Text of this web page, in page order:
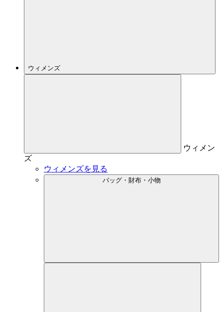
ウィメンズ
ウィメン
ズ
ウィメンズを見る
バッグ・財布・小物